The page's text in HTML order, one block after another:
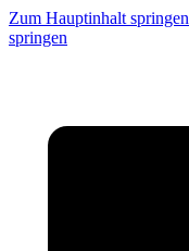
Zum Hauptinhalt springen
springen